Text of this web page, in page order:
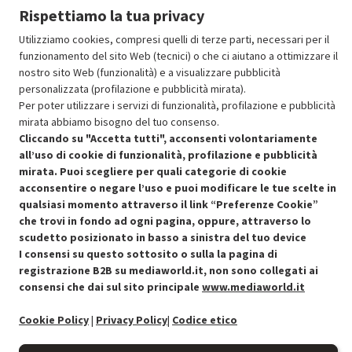
SCONTO RICONDIZIONATI
Approfitta dello sconto del 30% sul prodotto ricondizionato.
Condizioni generali di vendita
Cookie Policy
Preferenze cookie
Recedere dal contratto qui
Rispettiamo la tua privacy
Utilizziamo cookies, compresi quelli di terze parti, necessari per il
funzionamento del sito Web (tecnici) o che ci aiutano a ottimizzare il
nostro sito Web (funzionalità) e a visualizzare pubblicità
personalizzata (profilazione e pubblicità mirata).
Per poter utilizzare i servizi di funzionalità, profilazione e pubblicità
mirata abbiamo bisogno del tuo consenso.
Cliccando su "Accetta tutti", acconsenti volontariamente
all’uso di cookie di funzionalità, profilazione e pubblicità
mirata. Puoi scegliere per quali categorie di cookie
acconsentire o negare l’uso e puoi modificare le tue scelte in
qualsiasi momento attraverso il link “Preferenze Cookie”
che trovi in fondo ad ogni pagina, oppure, attraverso lo
scudetto posizionato in basso a sinistra del tuo device
I consensi su questo sottosito o sulla la pagina di
registrazione B2B su mediaworld.it, non sono collegati ai
consensi che dai sul sito principale www.mediaworld.it
Cookie Policy| Privacy Policy| Codice etico